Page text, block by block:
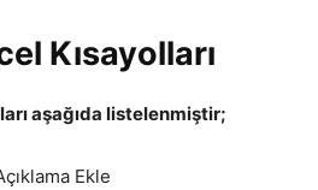
Kısayolları
aşağıda listelenmiştir;
Ekle